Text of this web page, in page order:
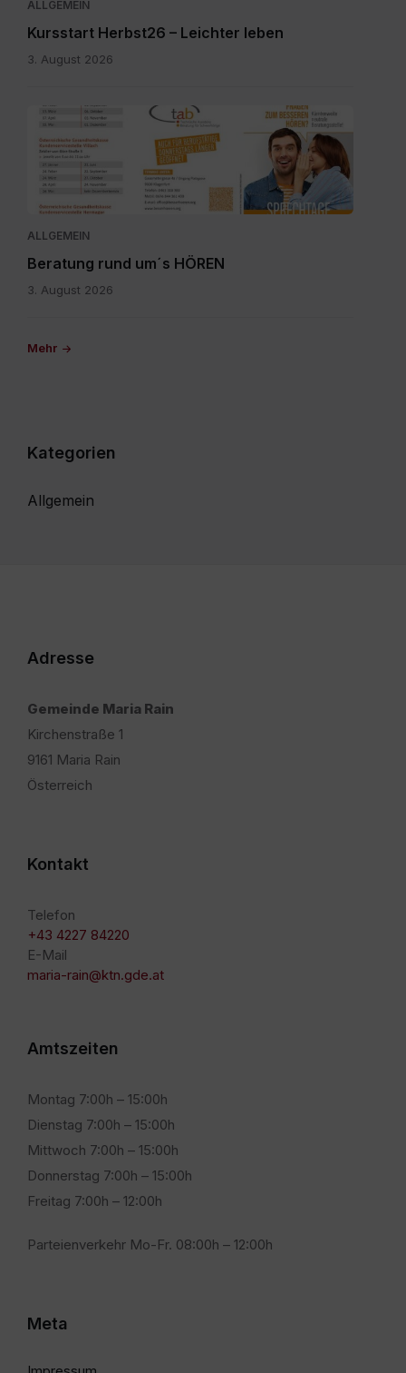
ALLGEMEIN
Kursstart Herbst26 – Leichter leben
3. August 2026
Sprechtagskalender
tab
2026
1.pdf
ALLGEMEIN
Beratung rund um´s HÖREN
3. August 2026
Mehr
Kategorien
Allgemein
Adresse
Gemeinde Maria Rain
Kirchenstraße 1
9161 Maria Rain
Österreich
Kontakt
Telefon
+43 4227 84220
E-Mail
maria-rain@ktn.gde.at
Amtszeiten
Montag 7:00h – 15:00h
Dienstag 7:00h – 15:00h
Mittwoch 7:00h – 15:00h
Donnerstag 7:00h – 15:00h
Freitag 7:00h – 12:00h
Parteienverkehr Mo-Fr. 08:00h – 12:00h
Meta